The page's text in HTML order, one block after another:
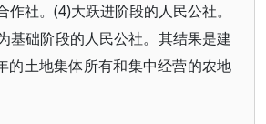
作社。(4)大跃进阶段的人民公社。
基础阶段的人民公社。其结果是建
的土地集体所有和集中经营的农地